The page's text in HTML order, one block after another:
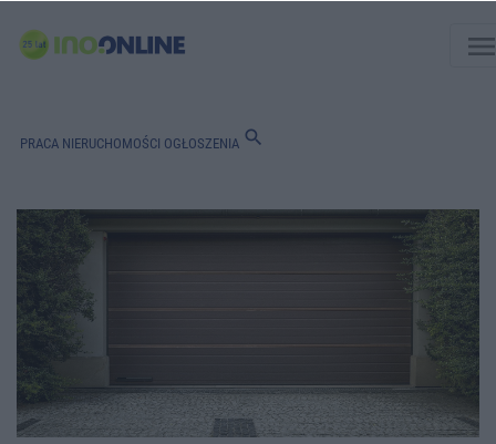
PRACA NIERUCHOMOŚCI OGŁOSZENIA search